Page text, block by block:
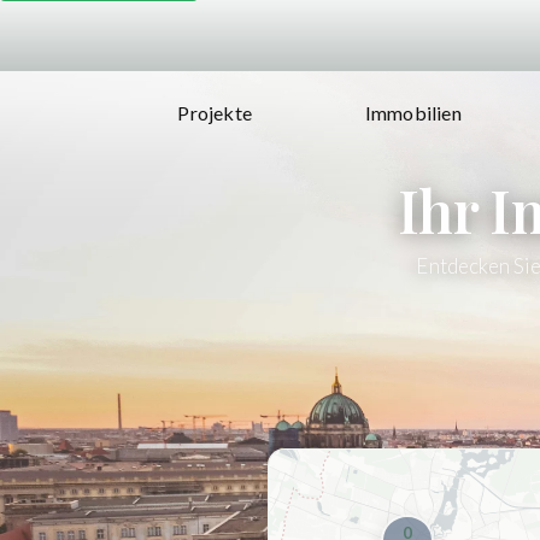
Projekte Immobilien
Ihr
Entdecken
0